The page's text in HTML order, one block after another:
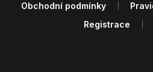
Obchodní podmínky
Registrace